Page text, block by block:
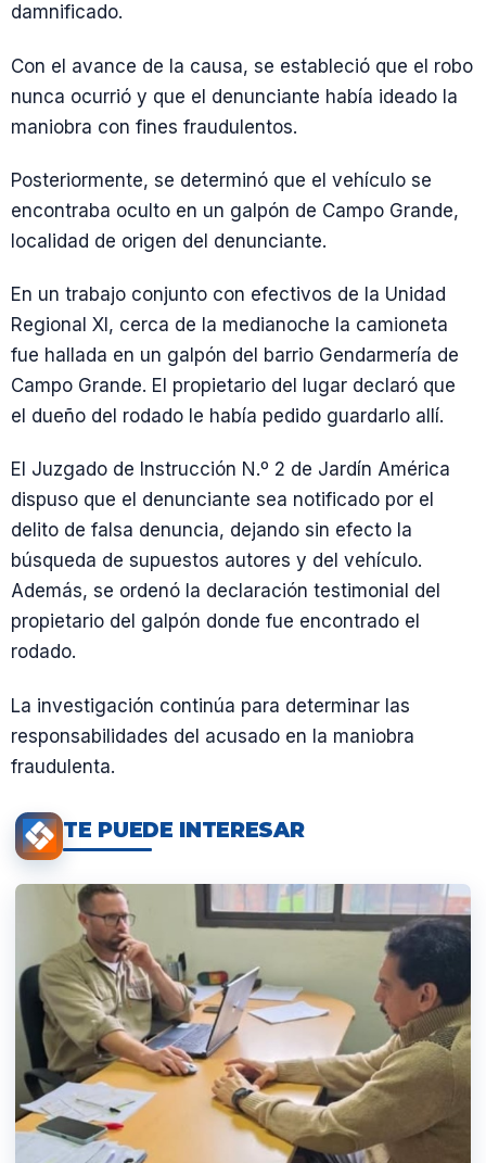
damnificado.
Con el avance de la causa, se estableció que el robo
nunca ocurrió y que el denunciante había ideado la
maniobra con fines fraudulentos.
Posteriormente, se determinó que el vehículo se
encontraba oculto en un galpón de Campo Grande,
localidad de origen del denunciante.
En un trabajo conjunto con efectivos de la Unidad
Regional XI, cerca de la medianoche la camioneta
fue hallada en un galpón del barrio Gendarmería de
Campo Grande. El propietario del lugar declaró que
el dueño del rodado le había pedido guardarlo allí.
El Juzgado de Instrucción N.º 2 de Jardín América
dispuso que el denunciante sea notificado por el
delito de falsa denuncia, dejando sin efecto la
búsqueda de supuestos autores y del vehículo.
Además, se ordenó la declaración testimonial del
propietario del galpón donde fue encontrado el
rodado.
La investigación continúa para determinar las
responsabilidades del acusado en la maniobra
fraudulenta.
TE PUEDE INTERESAR